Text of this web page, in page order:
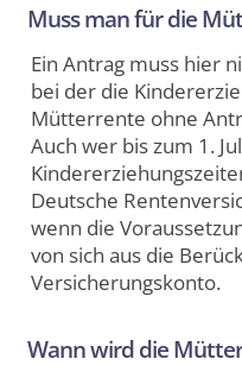
Muss man für die
Ein Antrag muss hier
bei der die
Mütterrente ohne
Auch wer bis zum 1.
Deutsche
wenn die
von sich aus die
Versicherungskonto.
Wann wird die